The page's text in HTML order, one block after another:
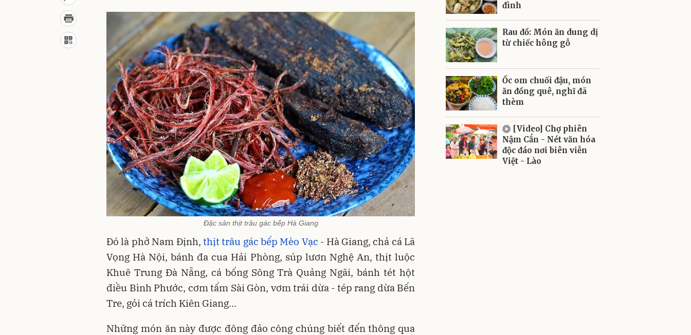
Đặc sản thịt trâu gác bếp Hà Giang
Đó là phở Nam Định, thịt trâu gác bếp Mèo Vạc - Hà Giang, chả cá Lã
Vọng Hà Nội, bánh đa cua Hải Phòng, súp lươn Nghệ An, thịt luộc
Khuê Trung Đà Nẵng, cá bống Sông Trà Quảng Ngãi, bánh tét hột
điều Bình Phước, cơm tấm Sài Gòn, vơm trái dừa - tép rang dừa Bến
Tre, gỏi cá trích Kiên Giang...
Những món ăn này được đông đảo công chúng biết đến thông qua
đình
Rau đồ: Món ăn dung dị
từ chiếc hông gỗ
Ốc om chuối đậu, món
ăn đồng quê, nghĩ đã
thèm
[Video] Chợ phiên
Nậm Cắn - Nét văn hóa
độc đáo nơi biên viễn
Việt - Lào